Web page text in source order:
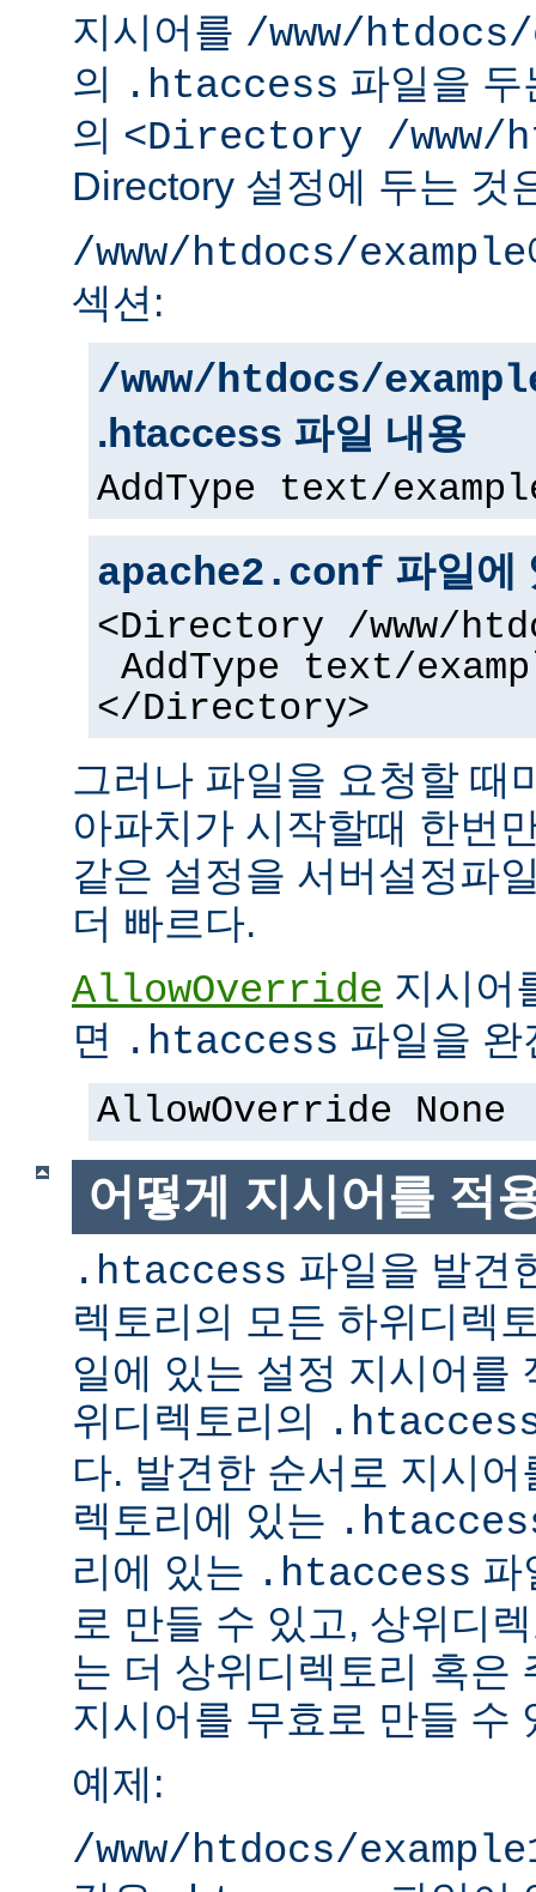
지시어를 /www/
의
.htaccess 파일을
의 <Directory /www/
Directory 설정에 두는 것
/www/htdocs/example
섹션:
/www/htdocs/
.htaccess 파일 내용
AddType text/
apache2.conf 파일에
<Directory /www/
AddType text/
</Directory>
그러나 파일을 요청할 때
아파치가 시작할때 한번
같은 설정을 서버설정파
더 빠르다.
AllowOverride 지시어
면 .htaccess 파일을
AllowOverride None
어떻게 지시어를 적
.htaccess 파일을 발견
렉토리의 모든 하위디렉
일에 있는 설정 지시어를
위디렉토리의
다. 발견한 순서로 지시
렉토리에 있는
리에 있는 .htaccess 파
로 만들 수 있고, 상위디
는 더 상위디렉토리 혹은
지시어를 무효로 만들 수
예제:
/www/htdocs/